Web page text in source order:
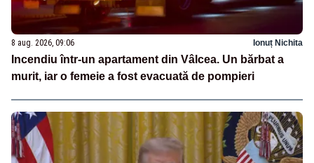
8 aug. 2026, 09:06 Ionuț Nichita
Incendiu într-un apartament din Vâlcea. Un bărbat a
murit, iar o femeie a fost evacuată de pompieri